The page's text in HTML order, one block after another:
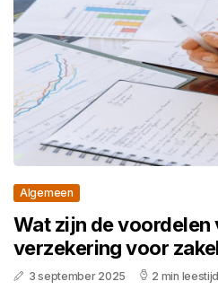
Algemeen
Wat zijn de voordelen
verzekering voor
3 september 2025 2 min leestijd